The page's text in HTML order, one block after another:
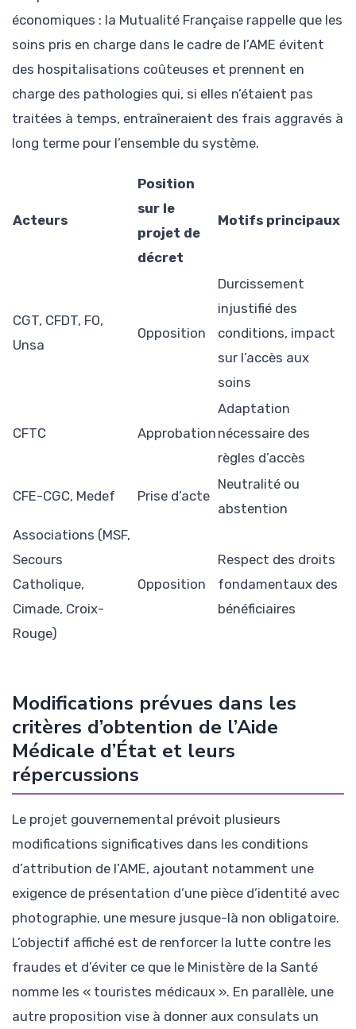
économiques : la Mutualité Française rappelle que les
soins pris en charge dans le cadre de l’AME évitent
des hospitalisations coûteuses et prennent en
charge des pathologies qui, si elles n’étaient pas
traitées à temps, entraîneraient des frais aggravés à
long terme pour l’ensemble du système.
Acteurs
Position
sur le
projet de
décret
Motifs principaux
CGT, CFDT, FO,
Unsa
Opposition
Durcissement
injustifié des
conditions, impact
sur l’accès aux
soins
CFTC Approbation
Adaptation
nécessaire des
règles d’accès
CFE-CGC, Medef Prise d’acte
Neutralité ou
abstention
Associations (MSF,
Secours
Catholique,
Cimade, Croix-
Rouge)
Opposition
Respect des droits
fondamentaux des
bénéficiaires
Modifications prévues dans les
critères d’obtention de l’Aide
Médicale d’État et leurs
répercussions
Le projet gouvernemental prévoit plusieurs
modifications significatives dans les conditions
d’attribution de l’AME, ajoutant notamment une
exigence de présentation d’une pièce d’identité avec
photographie, une mesure jusque-là non obligatoire.
L’objectif affiché est de renforcer la lutte contre les
fraudes et d’éviter ce que le Ministère de la Santé
nomme les « touristes médicaux ». En parallèle, une
autre proposition vise à donner aux consulats un